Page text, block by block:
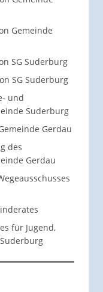
Gemeinde
SG Suderburg
SG Suderburg
und
Suderburg
Gerdau
des
Gerdau
für Jugend,